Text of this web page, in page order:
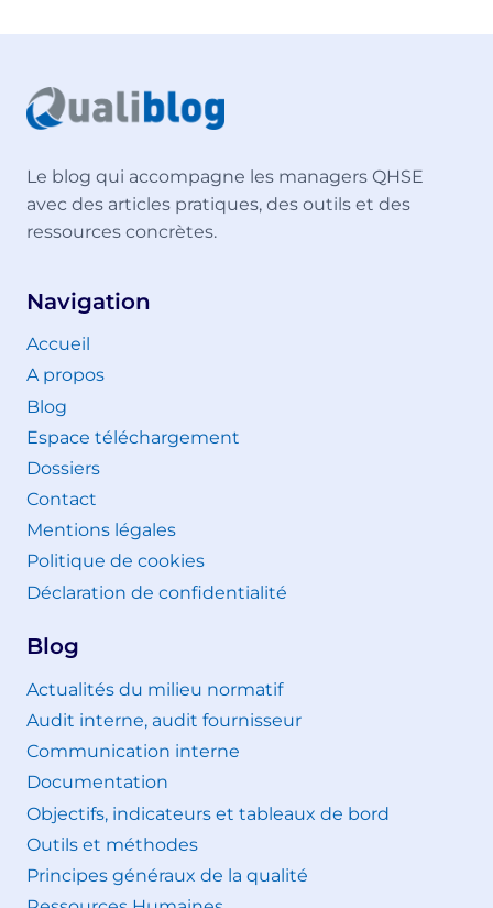
Le blog qui accompagne les managers QHSE
avec des articles pratiques, des outils et des
ressources concrètes.
Navigation
Accueil
A propos
Blog
Espace téléchargement
Dossiers
Contact
Mentions légales
Politique de cookies
Déclaration de confidentialité
Blog
Actualités du milieu normatif
Audit interne, audit fournisseur
Communication interne
Documentation
Objectifs, indicateurs et tableaux de bord
Outils et méthodes
Principes généraux de la qualité